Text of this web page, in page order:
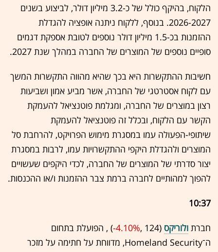
הלקוח, בהיקף כולל של כ-3.2 מיליון דולר, לביצוע בשנים
2026-2027. בנוסף, ללקוח ניתנה אופציה להגדלת
ההזמנות בכ-1.5 מיליון דולר נוספים לטובת אספקת דגמים
סופיים נוספים של המוצרים של החברה במהלך שנת 2027.
חשיבות ההתקשרות היא בכך שהיא מהווה התקשרות המשך
עם לקוח אסטרטגי של החברה, אשר מביע אמון ושביעות
רצון במוצרים של החברה, ומגלמת פוטנציאל להעמקת
הקשר עם הלקוח, ובכלל זה פוטנציאל להעמקת
שיתופי-הפעולה עמו במסגרת מימוש הפרויקט, להרחבת סל
המוצרים ולהגדלת היקפי ההתקשרויות עמו, לרבות במסגרת
יצור סדרתי של המוצרים של החברה, לכדי היקפים שעשויים
להפוך למהותיים לחברה ברמת צבר ההזמנות ו/או ההכנסות.
10:37
חברת ולוריקס (124 ,‎
-4.10%‏) , הפועלת בתחום
ה־Homeland Security, מדווחת על חתימה על מזכר